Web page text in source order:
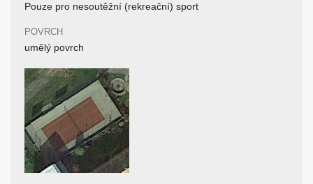
Pouze pro nesoutěžní (rekreační) sport
POVRCH
umělý povrch